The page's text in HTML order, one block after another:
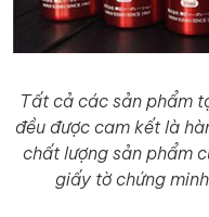
Tất cả các sản phẩm
đều được cam kết là
chất lượng sản phẩm
giấy tờ chứng